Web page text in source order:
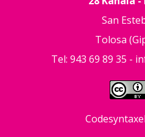
San
Tolosa
Tel: 943 69 89 35 -